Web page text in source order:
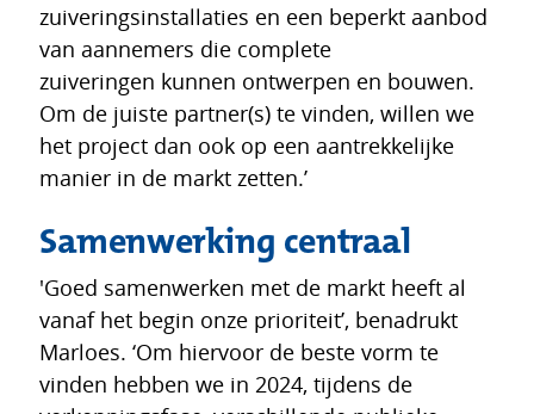
zuiveringsinstallaties en een beperkt aanbod
van aannemers die complete
zuiveringen kunnen ontwerpen en bouwen.
Om de juiste partner(s) te vinden, willen we
het project dan ook op een aantrekkelijke
manier in de markt zetten.’
Samenwerking centraal
'Goed samenwerken met de markt heeft al
vanaf het begin onze prioriteit’, benadrukt
Marloes. ‘Om hiervoor de beste vorm te
vinden hebben we in 2024, tijdens de